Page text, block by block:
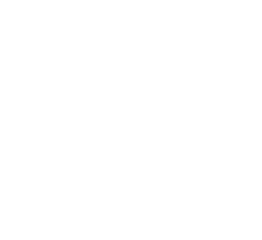
מותאמות אישיתפשוטיםקצר ומדיטציה מהירה